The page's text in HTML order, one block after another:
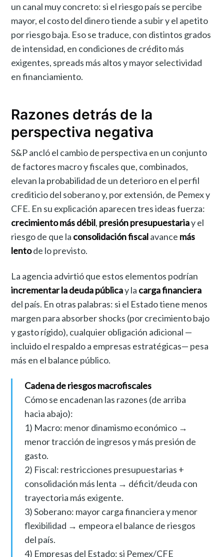
un canal muy concreto: si el riesgo país se percibe
mayor, el costo del dinero tiende a subir y el apetito
por riesgo baja. Eso se traduce, con distintos grados
de intensidad, en condiciones de crédito más
exigentes, spreads más altos y mayor selectividad
en financiamiento.
Razones detrás de la
perspectiva negativa
S&P ancló el cambio de perspectiva en un conjunto
de factores macro y fiscales que, combinados,
elevan la probabilidad de un deterioro en el perfil
crediticio del soberano y, por extensión, de Pemex y
CFE. En su explicación aparecen tres ideas fuerza:
crecimiento más débil, presión presupuestariay el
riesgo de que la consolidación fiscalavance más
lentode lo previsto.
La agencia advirtió que estos elementos podrían
incrementar la deuda públicay la carga financiera
del país. En otras palabras: si el Estado tiene menos
margen para absorber shocks (por crecimiento bajo
y gasto rígido), cualquier obligación adicional —
incluido el respaldo a empresas estratégicas— pesa
más en el balance público.
Cadena de riesgos macrofiscales
Cómo se encadenan las razones (de arriba
hacia abajo):
1) Macro: menor dinamismo económico →
menor tracción de ingresos y más presión de
gasto.
2) Fiscal: restricciones presupuestarias +
consolidación más lenta → déficit/deuda con
trayectoria más exigente.
3) Soberano: mayor carga financiera y menor
flexibilidad → empeora el balance de riesgos
del país.
4) Empresas del Estado: si Pemex/CFE